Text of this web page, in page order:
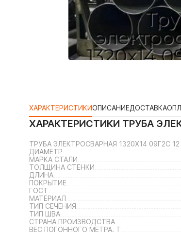
ХАРАКТЕРИСТИКИОПИСАНИЕДОСТАВКА
ХАРАКТЕРИСТИКИ ТРУБА
ТРУБА ЭЛЕКТРОСВАРНАЯ 1320Х14 09Г2С
ДИАМЕТР
МАРКА СТАЛИ
ТОЛЩИНА СТЕНКИ
ДЛИНА
ПОКРЫТИЕ
ГОСТ
МАТЕРИАЛ
ТИП СЕЧЕНИЯ
ТИП ШВА
СТРАНА ПРОИЗВОДСТВА
ВЕС ПОГОННОГО МЕТРА. Т